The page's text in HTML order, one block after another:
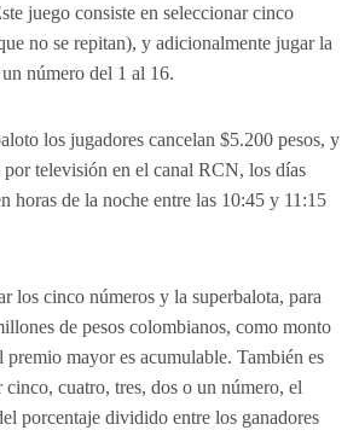
juego consiste en seleccionar cinco
no se repitan), y adicionalmente jugar la
número del 1 al 16.
los jugadores cancelan $5.200 pesos, y
por televisión en el canal RCN, los días
horas de la noche entre las 10:45 y 11:15
los cinco números y la superbalota, para
de pesos colombianos, como monto
mayor es acumulable. También es
cinco, cuatro, tres, dos o un número, el
porcentaje dividido entre los ganadores